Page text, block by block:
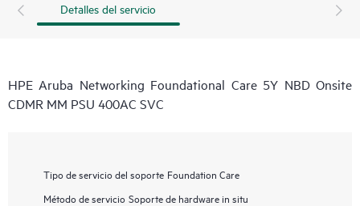
Detalles del servicio
HPE Aruba Networking Foundational Care 5Y NBD Onsite
CDMR MM PSU 400AC SVC
Tipo de servicio del soporte Foundation Care
Método de servicio Soporte de hardware in situ